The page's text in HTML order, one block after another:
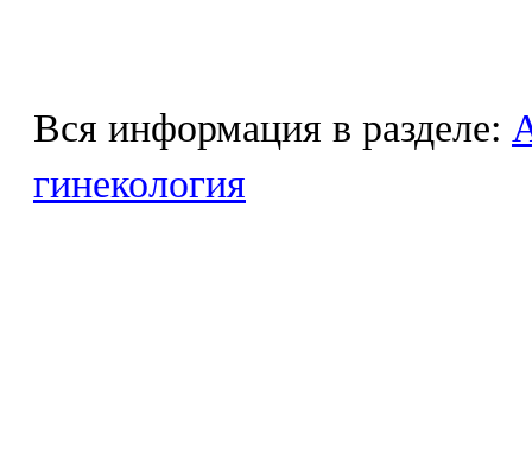
Вся информация в разделе:
гинекология